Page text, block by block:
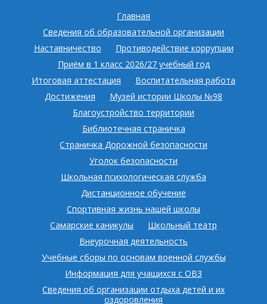
Главная
Сведения об образовательной организации
Наставничество
Противодействие коррупции
Приём в 1 класс 2026/27 учебный год
Итоговая аттестация
Воспитательная работа
Достижения
Музей истории Школы №98
Благоустройство территории
Библиотечная страничка
Страничка Дорожной безопасности
Уголок безопасности
Школьная психологическая служба
Дистанционное обучение
Спортивная жизнь нашей школы
Самарские каникулы
Школьный театр
Внеурочная деятельность
Учебные сборы по основам военной службы
Информация для учащихся с ОВЗ
Сведения об организации отдыха детей и их
оздоровления